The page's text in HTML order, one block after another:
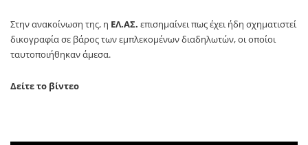
Στην ανακοίνωση της, η ΕΛ.ΑΣ. επισημαίνει πως έχει ήδη σχηματιστεί
δικογραφία σε βάρος των εμπλεκομένων διαδηλωτών, οι οποίοι
ταυτοποιήθηκαν άμεσα.
Δείτε το βίντεο